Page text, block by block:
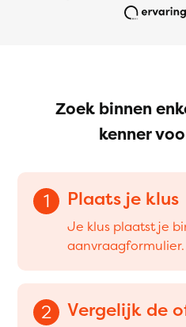
Zoek binnen
kenner
1 Plaats je klus
Je klus plaatst je
aanvraagformulier.
2 Vergelijk de